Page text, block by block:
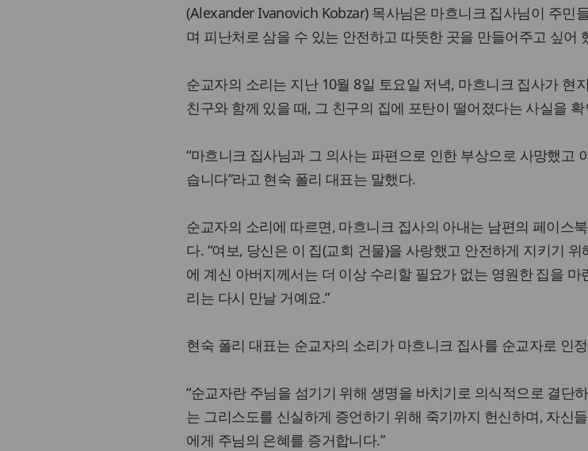
(Alexander Ivanovich Kobzar) 목사님은 마흐니크 집사님이 주민
며 피난처로 삼을 수 있는 안전하고 따뜻한 곳을 만들어주고 싶어
순교자의 소리는 지난 10월 8일 토요일 저녁, 마흐니크 집사가 현
친구와 함께 있을 때, 그 친구의 집에 포탄이 떨어졌다는 사실을
“마흐니크 집사님과 그 의사는 파편으로 인한 부상으로 사망했고
습니다”라고 현숙 폴리 대표는 말했다.
순교자의 소리에 따르면, 마흐니크 집사의 아내는 남편의 페이스
다. “여보, 당신은 이 집(교회 건물)을 사랑했고 안전하게 지키기
에 계신 아버지께서는 더 이상 수리할 필요가 없는 영원한 집을 마
리는 다시 만날 거예요.”
현숙 폴리 대표는 순교자의 소리가 마흐니크 집사를 순교자로 인
“순교자란 주님을 섬기기 위해 생명을 바치기로 의식적으로 결단
는 그리스도를 신실하게 증언하기 위해 죽기까지 헌신하며, 자신
에게 주님의 은혜를 증거합니다.”